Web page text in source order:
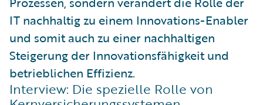
IT nachhaltig zu einem Innovations-Enabler
und somit auch zu einer nachhaltigen
Steigerung der Innovationsfähigkeit und
betrieblichen Effizienz.
Interview: Die spezielle Rolle von